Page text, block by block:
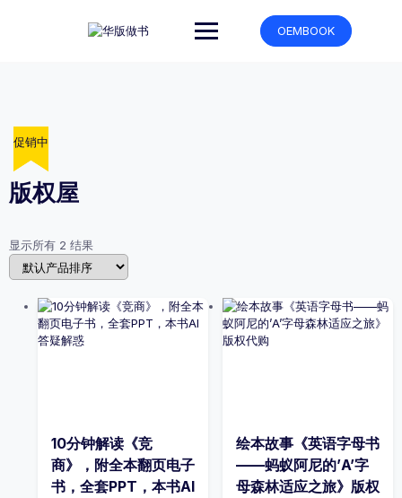
OEMBOOK
版权屋
显示所有 2 结果
促销中
10分钟解读《竞
商》，附全本翻页电子
书，全套PPT，本书AI
促销中
绘本故事《英语字母书
——蚂蚁阿尼的’A’字
母森林适应之旅》版权